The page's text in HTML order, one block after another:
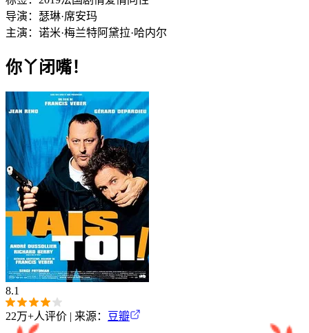
导演： 瑟琳·席安玛
主演： 诺米·梅兰特阿黛拉·哈内尔
你丫闭嘴！
8.1
22万+人评价 | 来源： 豆瓣